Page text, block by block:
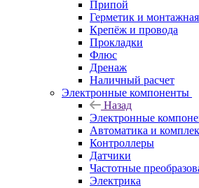
Припой
Герметик и
Крепёж и провода
Прокладки
Флюс
Дренаж
Наличный расчет
Электронные компоненты
Назад
Электронные
Автоматика и
Контроллеры
Датчики
Частотные
Электрика